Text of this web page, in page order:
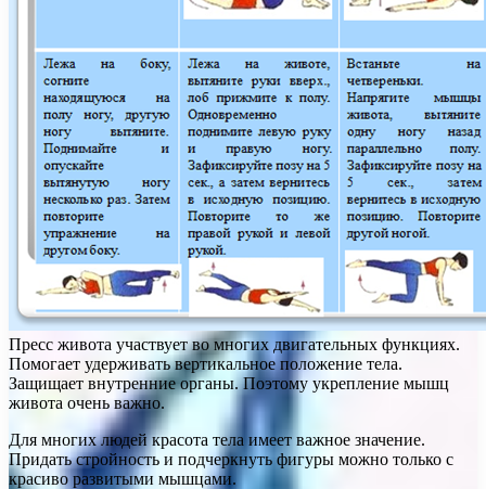
Пресс живота участвует во многих двигательных функциях.
Помогает удерживать вертикальное положение тела.
Защищает внутренние органы. Поэтому укрепление мышц
живота очень важно.
Для многих людей красота тела имеет важное значение.
Придать стройность и подчеркнуть фигуры можно только с
красиво развитыми мышцами.